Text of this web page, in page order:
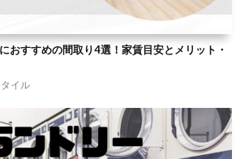
おすすめの間取り4選！家賃目安とメリット・
イル